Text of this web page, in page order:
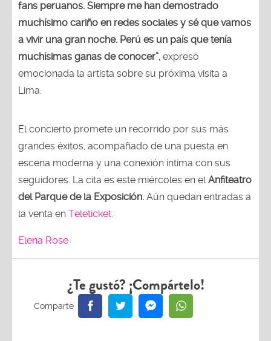
fans peruanos. Siempre me han demostrado
muchísimo cariño en redes sociales y sé que vamos
a vivir una gran noche. Perú es un país que tenía
muchísimas ganas de conocer”, expresó
emocionada la artista sobre su próxima visita a
Lima.
El concierto promete un recorrido por sus más
grandes éxitos, acompañado de una puesta en
escena moderna y una conexión íntima con sus
seguidores. La cita es este miércoles en el Anfiteatro
del Parque de la Exposición. Aún quedan entradas a
la venta en Teleticket.
Elena Rose
¿Te gustó? ¡Compártelo!